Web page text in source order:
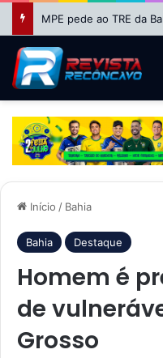
Início / Bahia
Bahia Destaque
Homem é
de
Grosso